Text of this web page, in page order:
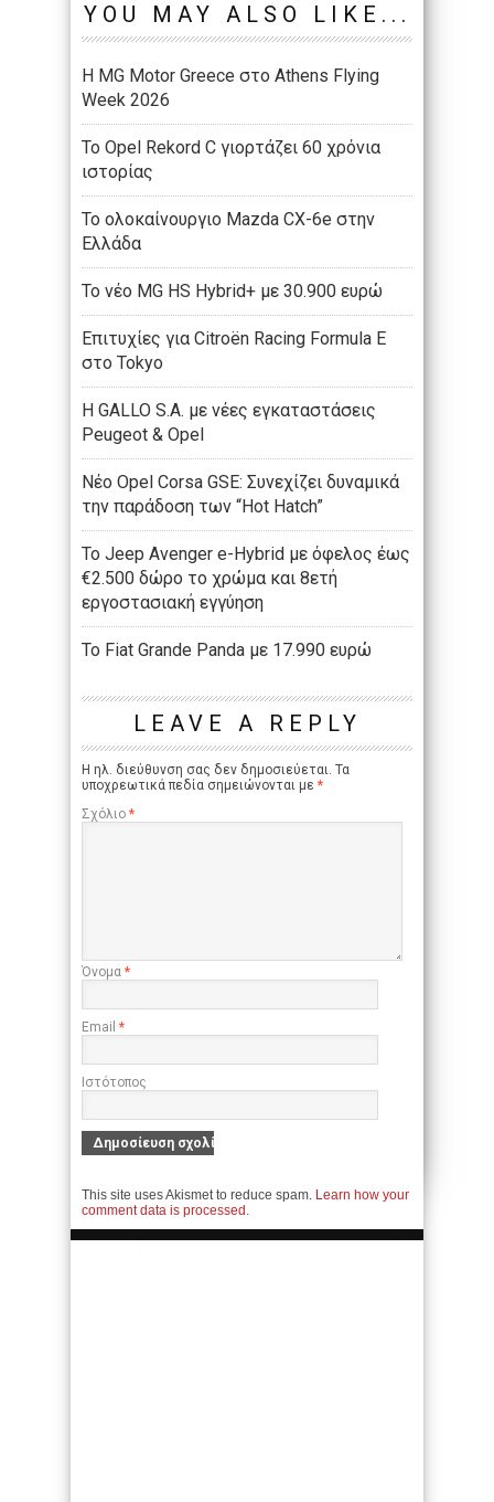
YOU MAY ALSO LIKE...
Η MG Motor Greece στο Athens Flying
Week 2026
Το Opel Rekord C γιορτάζει 60 χρόνια
ιστορίας
Το ολοκαίνουργιο Mazda CX-6e στην
Ελλάδα
Το νέο MG HS Hybrid+ με 30.900 ευρώ
Επιτυχίες για Citroën Racing Formula E
στο Tokyo
Η GALLO S.A. με νέες εγκαταστάσεις
Peugeot & Opel
Νέο Opel Corsa GSE: Συνεχίζει δυναμικά
την παράδοση των “Hot Hatch”
Το Jeep Avenger e-Hybrid με όφελος έως
€2.500 δώρο το χρώμα και 8ετή
εργοστασιακή εγγύηση
Το Fiat Grande Panda με 17.990 ευρώ
LEAVE A REPLY
Η ηλ. διεύθυνση σας δεν δημοσιεύεται. Τα
υποχρεωτικά πεδία σημειώνονται με *
Σχόλιο *
Όνομα *
Email *
Ιστότοπος
This site uses Akismet to reduce spam. Learn how your
comment data is processed.